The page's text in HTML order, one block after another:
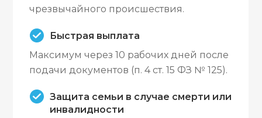
чрезвычайного происшествия.
Быстрая выплата
Максимум через 10 рабочих дней после
подачи документов (п. 4 ст. 15 ФЗ № 125).
Защита семьи в случае смерти или
инвалидности